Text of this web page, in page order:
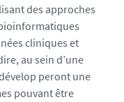
des approches
cliniques et
au sein d’une
peront une
pouvant être